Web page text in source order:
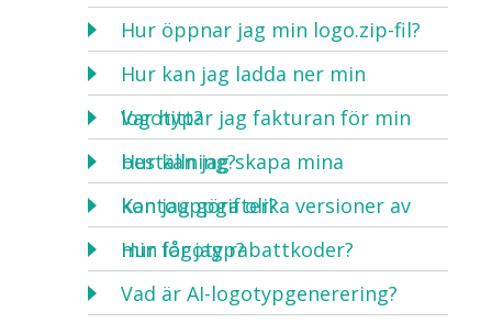
Hur öppnar jag min logo.zip-fil?
Hur kan jag ladda ner min
logotyp?
Var hittar jag fakturan för min
beställning?
Hur kan jag skapa mina
kontouppgifter?
Kan jag göra olika versioner av
min logotyp?
Hur får jag rabattkoder?
Vad är AI-logotypgenerering?